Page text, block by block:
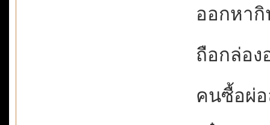
ออกหากิ
ถือกล่อง
คนซื้อผ่อ